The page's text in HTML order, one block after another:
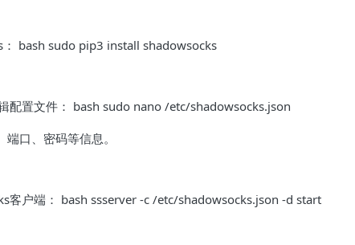
bash sudo pip3 install shadowsocks
配置文件： bash sudo nano /etc/shadowsocks.json
口、密码等信息。
客户端： bash ssserver -c /etc/shadowsocks.json -d start